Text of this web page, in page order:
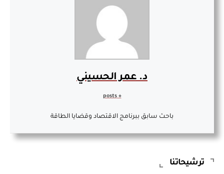
د. عمر الحسيني
باحث سابق ببرنامج الاقتصاد وقضايا الطاقة
ترشيحاتنا